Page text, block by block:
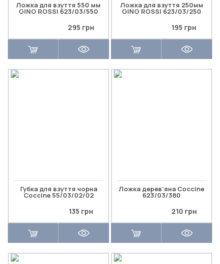
Ложка для взуття 550 мм
GINO ROSSI 623/03/550
295 грн
Ложка для взуття 250мм
GINO ROSSI 623/03/250
195 грн
Губка для взуття чорна
Coccine 55/03/02/02
135 грн
Ложка дерев'яна Coccine
623/03/380
210 грн